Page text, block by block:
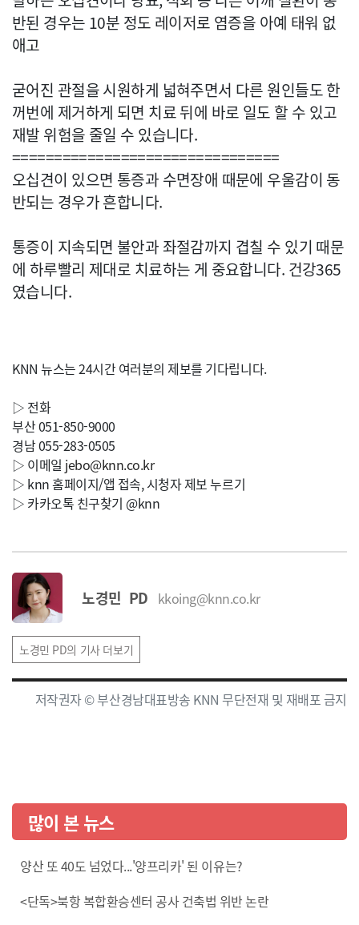
반된 경우는 10분 정도 레이저로 염증을 아예 태워 없
애고
굳어진 관절을 시원하게 넓혀주면서 다른 원인들도 한
꺼번에 제거하게 되면 치료 뒤에 바로 일도 할 수 있고
재발 위험을 줄일 수 있습니다.
================================
오십견이 있으면 통증과 수면장애 때문에 우울감이 동
반되는 경우가 흔합니다.
통증이 지속되면 불안과 좌절감까지 겹칠 수 있기 때문
에 하루빨리 제대로 치료하는 게 중요합니다. 건강365
였습니다.
KNN 뉴스는 24시간 여러분의 제보를 기다립니다.
▷ 전화
부산 051-850-9000
경남 055-283-0505
▷ 이메일 jebo@knn.co.kr
▷ knn 홈페이지/앱 접속, 시청자 제보 누르기
▷ 카카오톡 친구찾기 @knn
노경민 PD kkoing@knn.co.kr
노경민 PD의 기사 더보기
저작권자 © 부산경남대표방송 KNN 무단전재 및 재배포 금지
많이 본 뉴스
양산 또 40도 넘었다...'양프리카' 된 이유는?
<단독>북항 복합환승센터 공사 건축법 위반 논란